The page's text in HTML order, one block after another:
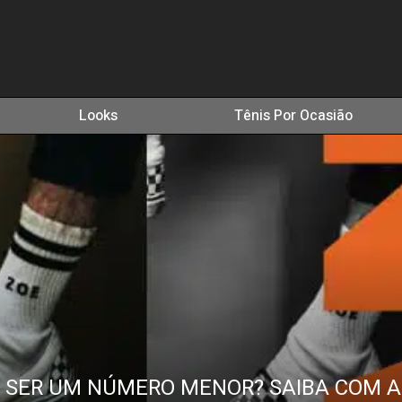
Looks Tênis Por Ocasião
UM NÚMERO MENOR? SAIBA COM